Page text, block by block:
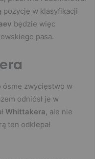
pozycję w klasyfikacji
będzie więc
pasa.
ósme zwycięstwo w
odniósł je w
Whittakera, ale nie
ten odklepał